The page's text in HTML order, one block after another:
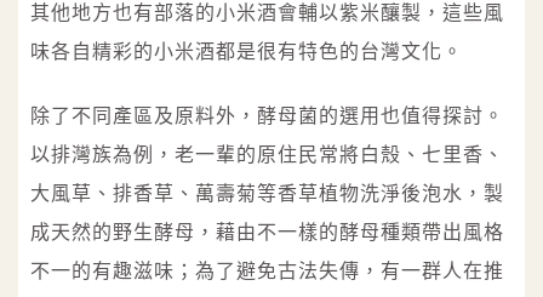
其他地方也有部落的小米酒會輔以紫米釀製，這些風
味各自精彩的小米酒都是很有特色的台灣文化。
除了不同產區及原料外，酵母菌的選用也值得探討。
以排灣族為例，老一輩的原住民常將白殼、七里香、
大風草、排香草、萬壽菊等香草植物洗淨後泡水，製
成天然的野生酵母，藉由不一樣的酵母種類帶出風格
不一的有趣滋味；為了避免古法失傳，有一群人在推